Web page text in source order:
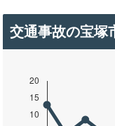
交通事故の宝塚